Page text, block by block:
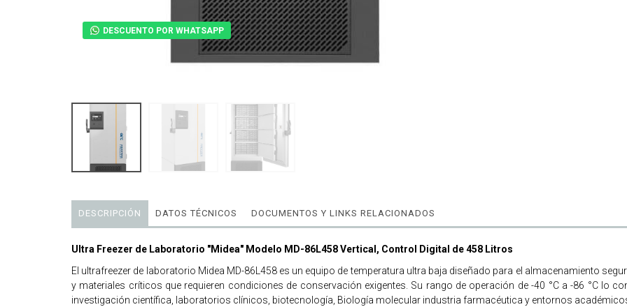
DESCUENTO POR WHATSAPP
DESCRIPCIÓN DATOS TÉCNICOS DOCUMENTOS Y LINKS RELACIONADOS
Ultra Freezer de Laboratorio "Midea" Modelo MD-86L458 Vertical, Control Digital de 458 Litros
El ultrafreezer de laboratorio Midea MD-86L458 es un equipo de temperatura ultra baja diseñado para el almacenamiento
y materiales críticos que requieren condiciones de conservación exigentes. Su rango de operación de -40 °C a -86 °C lo
investigación científica, laboratorios clínicos, biotecnología, Biología molecular industria farmacéutica y entornos